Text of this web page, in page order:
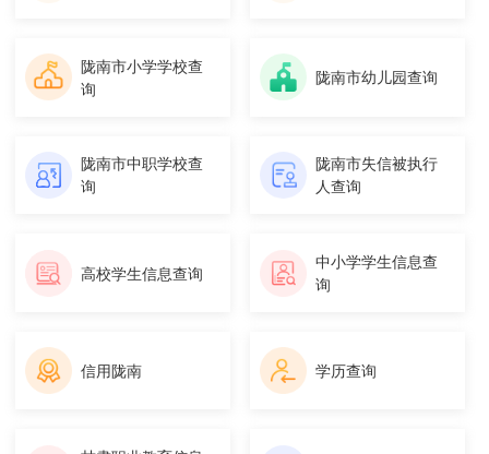
陇南市小学学校查
询
陇南市幼儿园查询
陇南市中职学校查
询
陇南市失信被执行
人查询
高校学生信息查询
中小学学生信息查
询
信用陇南 学历查询